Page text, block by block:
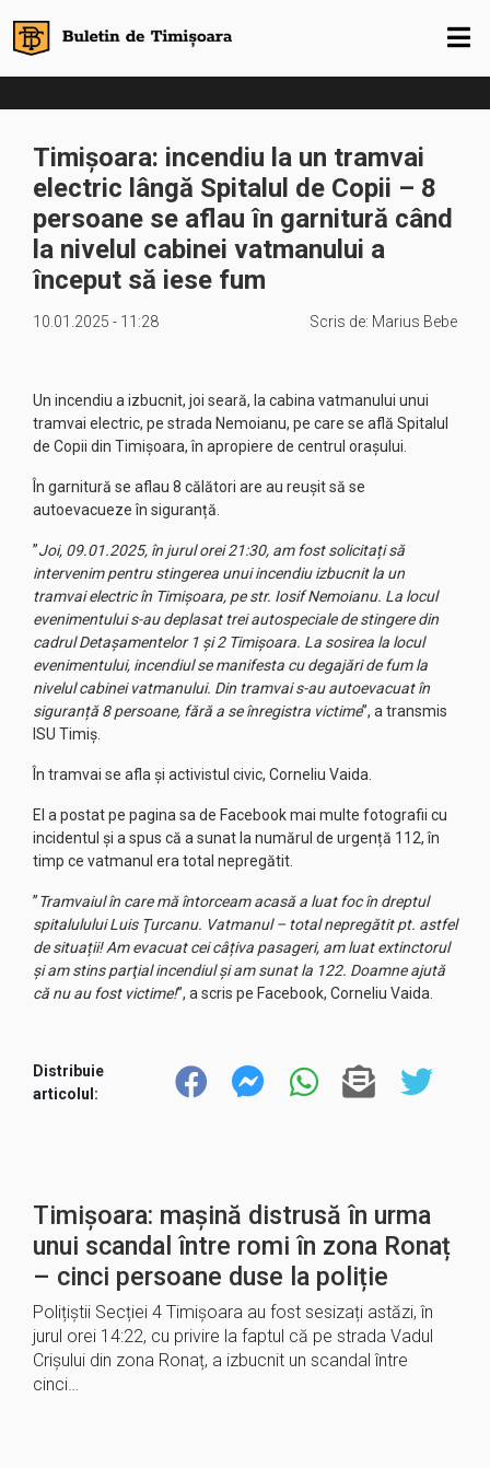
Timișoara: incendiu la un tramvai
electric lângă Spitalul de Copii – 8
persoane se aflau în garnitură când
la nivelul cabinei vatmanului a
început să iese fum
10.01.2025 - 11:28 Scris de: Marius Bebe
Un incendiu a izbucnit, joi seară, la cabina vatmanului unui
tramvai electric, pe strada Nemoianu, pe care se află Spitalul
de Copii din Timișoara, în apropiere de centrul orașului.
În garnitură se aflau 8 călători are au reușit să se
autoevacueze în siguranță.
”Joi, 09.01.2025, în jurul orei 21:30, am fost solicitați să
intervenim pentru stingerea unui incendiu izbucnit la un
tramvai electric în Timișoara, pe str. Iosif Nemoianu. La locul
evenimentului s-au deplasat trei autospeciale de stingere din
cadrul Detașamentelor 1 şi 2 Timișoara. La sosirea la locul
evenimentului, incendiul se manifesta cu degajări de fum la
nivelul cabinei vatmanului. Din tramvai s-au autoevacuat în
siguranță 8 persoane, fără a se înregistra victime”, a transmis
ISU Timiș.
În tramvai se afla şi activistul civic, Corneliu Vaida.
El a postat pe pagina sa de Facebook mai multe fotografii cu
incidentul şi a spus că a sunat la numărul de urgență 112, în
timp ce vatmanul era total nepregătit.
”Tramvaiul în care mă întorceam acasă a luat foc în dreptul
spitalulului Luis Ţurcanu. Vatmanul – total nepregătit pt. astfel
de situații! Am evacuat cei câțiva pasageri, am luat extinctorul
şi am stins parţial incendiul şi am sunat la 122. Doamne ajută
că nu au fost victime!”, a scris pe Facebook, Corneliu Vaida.
Distribuie
articolul:
Timișoara: mașină distrusă în urma
unui scandal între romi în zona Ronaț
– cinci persoane duse la poliție
Polițiștii Secției 4 Timișoara au fost sesizați astăzi, în
jurul orei 14:22, cu privire la faptul că pe strada Vadul
Crișului din zona Ronaț, a izbucnit un scandal între
cinci…